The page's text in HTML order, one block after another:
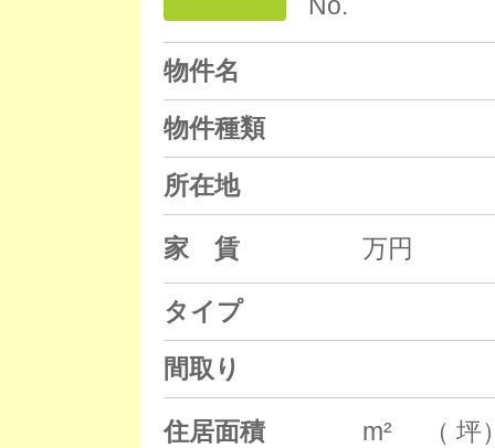
物件名
物件種類
所在地
家 賃 万円
タイプ
間取り
住居面積 m² （ 坪